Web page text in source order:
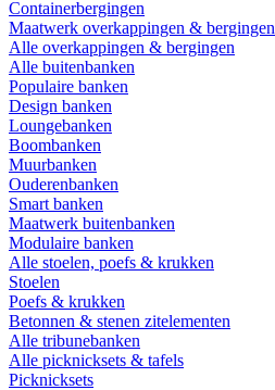
Containerbergingen
Maatwerk overkappingen & bergingen
Alle overkappingen & bergingen
Alle buitenbanken
Populaire banken
Design banken
Loungebanken
Boombanken
Muurbanken
Ouderenbanken
Smart banken
Maatwerk buitenbanken
Modulaire banken
Alle stoelen, poefs & krukken
Stoelen
Poefs & krukken
Betonnen & stenen zitelementen
Alle tribunebanken
Alle picknicksets & tafels
Picknicksets